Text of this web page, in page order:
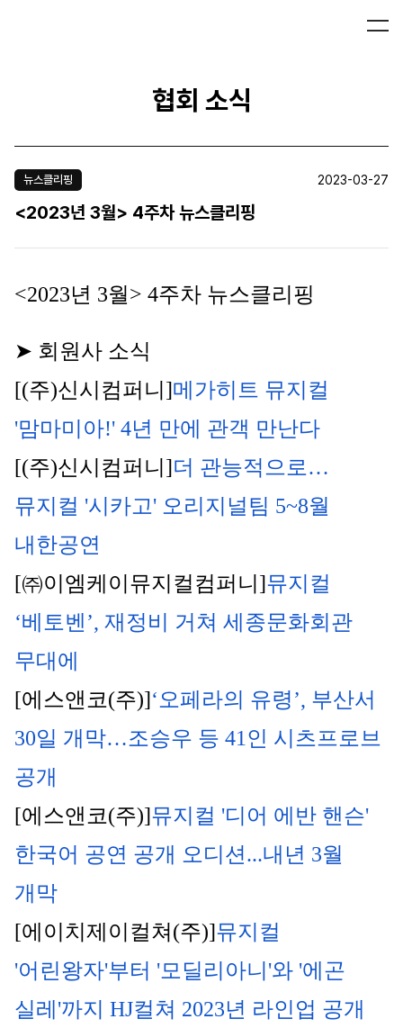
협회 소식
뉴스클리핑 2023-03-27
<2023년 3월> 4주차 뉴스클리핑
<2023년 3월> 4주차 뉴스클리핑
➤ 회원사 소식
[(주)신시컴퍼니]메가히트 뮤지컬
'맘마미아!' 4년 만에 관객 만난다
[(주)신시컴퍼니]더 관능적으로…
뮤지컬 '시카고' 오리지널팀 5~8월
내한공연
[㈜이엠케이뮤지컬컴퍼니]뮤지컬
‘베토벤’, 재정비 거쳐 세종문화회관
무대에
[에스앤코(주)]‘오페라의 유령’, 부산서
30일 개막…조승우 등 41인 시츠프로브
공개
[에스앤코(주)]뮤지컬 '디어 에반 핸슨'
한국어 공연 공개 오디션...내년 3월
개막
[에이치제이컬쳐(주)]뮤지컬
'어린왕자'부터 '모딜리아니'와 '에곤
실레'까지 HJ컬쳐 2023년 라인업 공개